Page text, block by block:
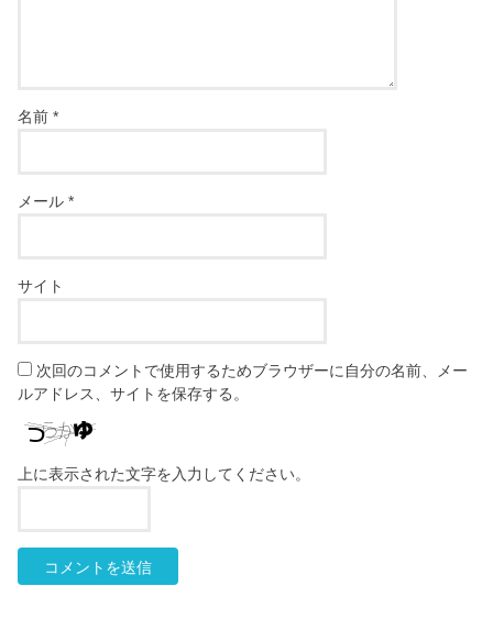
名前*
メール*
サイト
次回のコメントで使用するためブラウザーに自分の名前、メー
ルアドレス、サイトを保存する。
上に表示された文字を入力してください。